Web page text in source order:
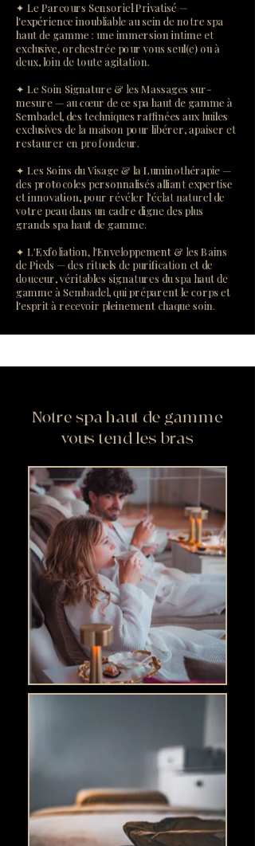
✦ Le Parcours Sensoriel Privatisé —
l'expérience inoubliable au sein de notre spa
haut de gamme : une immersion intime et
exclusive, orchestrée pour vous seul(e) ou à
deux, loin de toute agitation.
✦ Le Soin Signature & les Massages sur-
mesure — au cœur de ce spa haut de gamme à
Sembadel, des techniques raffinées aux huiles
exclusives de la maison pour libérer, apaiser et
restaurer en profondeur.
✦ Les Soins du Visage & la Luminothérapie —
des protocoles personnalisés alliant expertise
et innovation, pour révéler l'éclat naturel de
votre peau dans un cadre digne des plus
grands spa haut de gamme.
✦ L'Exfoliation, l'Enveloppement & les Bains
de Pieds — des rituels de purification et de
douceur, véritables signatures du spa haut de
gamme à Sembadel, qui préparent le corps et
l'esprit à recevoir pleinement chaque soin.
Notre spa haut de gamme
vous tend les bras